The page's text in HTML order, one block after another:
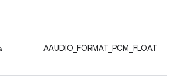
AAUDIO_FORMAT_PCM_FLOAT